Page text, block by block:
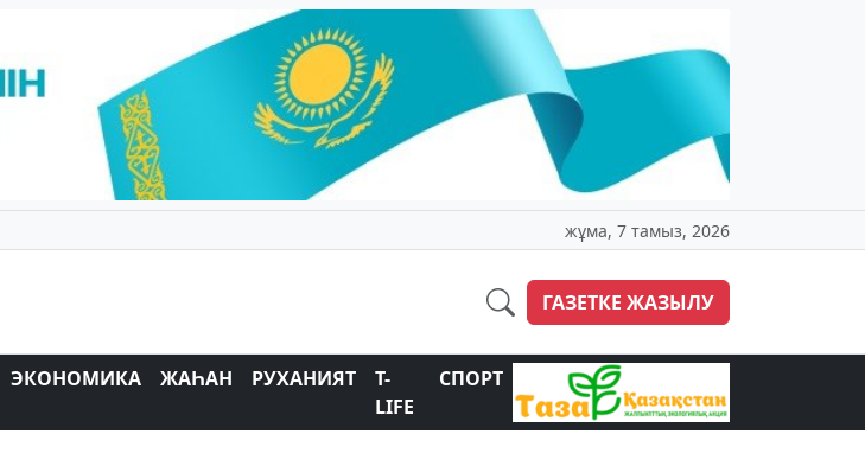
жұма, 7 тамыз, 2026
ГАЗЕТКЕ ЖАЗЫЛУ
ЭКОНОМИКА ЖАҺАН РУХАНИЯТ
T-
LIFE
СПОРТ